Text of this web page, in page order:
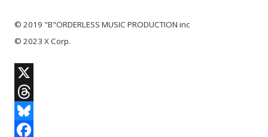
© 2019 "B"ORDERLESS MUSIC PRODUCTION inc
© 2023 X Corp.
X
T
hB